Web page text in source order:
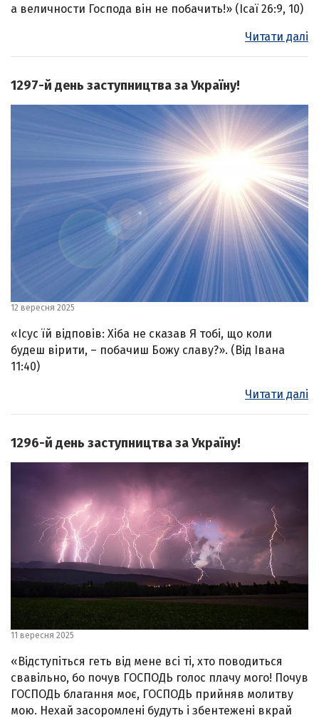
а величности Господа він не побачить!» (Ісаї 26:9, 10)
Читати далі
1297-й день заступництва за Україну!
12 вересня 2025
«Ісус їй відповів: Хіба не сказав Я тобі, що коли
будеш вірити, – побачиш Божу славу?». (Від Івана
11:40)
Читати далі
1296-й день заступництва за Україну!
11 вересня 2025
«Відступіться геть від мене всі ті, хто поводиться
свавільно, бо почув ГОСПОДЬ голос плачу мого! Почув
ГОСПОДЬ благання моє, ГОСПОДЬ прийняв молитву
мою. Нехай засоромлені будуть і збентежені вкрай